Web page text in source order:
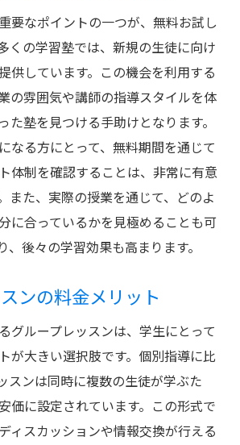
要なポイントの一つが、無料お試し
くの学習塾では、新規の生徒に向け
供しています。この機会を利用する
の雰囲気や講師の指導スタイルを体
た塾を見つける手助けとなります。
なる方にとって、無料期間を通じて
体制を確認することは、非常に有意
また、実際の授業を通じて、どのよ
に合っているかを見極めることも可
、後々の学習効果も高まります。
ンの料金メリット
グループレッスンは、学生にとって
が大きい選択肢です。個別指導に比
スンは同時に複数の生徒が学ぶた
価に設定されています。この形式で
ィスカッションや情報交換が行える